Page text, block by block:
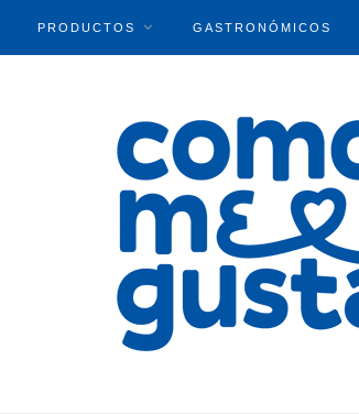
PRODUCTOS GASTRONÓMICOS